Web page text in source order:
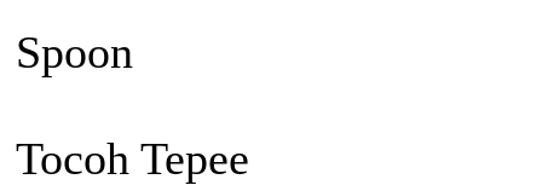
Spoon
Tocoh Tepee